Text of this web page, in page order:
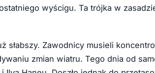
wyścigu. Ta trójka w
słabszy. Zawodnicy musieli
zmian wiatru. Tego dnia od